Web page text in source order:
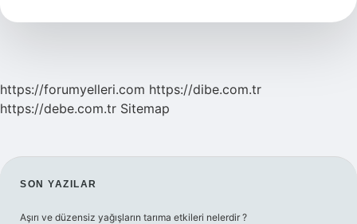
Kullanılır
https://forumyelleri.com https://dibe.com.tr
https://debe.com.tr Sitemap
SIDEBAR
SON YAZILAR
Aşırı ve düzensiz yağışların tarıma etkileri nelerdir ?